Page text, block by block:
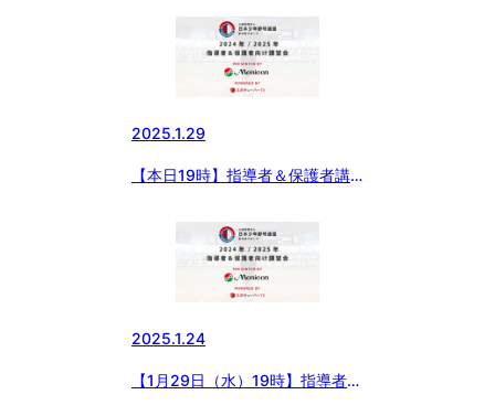
橋桜ボーイズ】
2025.1.29
【本日19時】指導者＆保護者講
2025.1.24
【1月29日（水）19時】指導者＆